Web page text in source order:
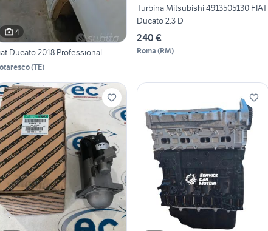
4
Ducato 2018 Professional
(TE)
Turbina Mitsubishi 4913505130 FIAT
Ducato 2.3 D
240 €
Roma (RM)